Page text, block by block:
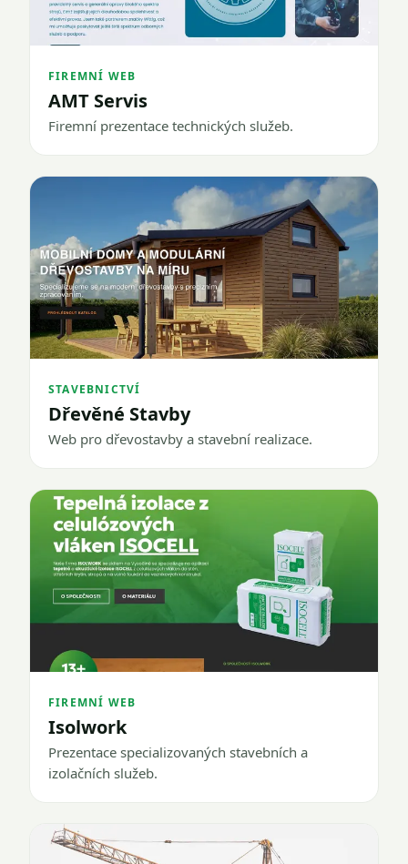
FIREMNÍ WEB
AMT Servis
Firemní prezentace technických služeb.
STAVEBNICTVÍ
Dřevěné Stavby
Web pro dřevostavby a stavební realizace.
FIREMNÍ WEB
Isolwork
Prezentace specializovaných stavebních a
izolačních služeb.